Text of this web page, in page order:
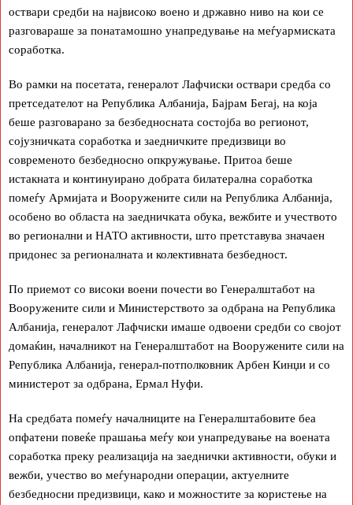
оствари средби на највисоко воено и државно ниво на кои се
разговараше за понатамошно унапредување на меѓуармиската
соработка.
Во рамки на посетата, генералот Лафчиски оствари средба со
претседателот на Република Албанија, Бајрам Бегај, на која
беше разговарано за безбедносната состојба во регионот,
сојузничката соработка и заедничките предизвици во
современото безбедносно опкружување. Притоа беше
истакната и континуирано добрата билатерална соработка
помеѓу Армијата и Вооружените сили на Република Албанија,
особено во областа на заедничката обука, вежбите и учеството
во регионални и НАТО активности, што претставува значаен
придонес за регионалната и колективната безбедност.
По приемот со високи воени почести во Генералштабот на
Вооружените сили и Министерството за одбрана на Република
Албанија, генералот Лафчиски имаше одвоени средби со својот
домаќин, началникот на Генералштабот на Вооружените сили на
Република Албанија, генерал-потполковник Арбен Кинџи и со
министерот за одбрана, Ермал Нуфи.
На средбата помеѓу началниците на Генералштабовите беа
опфатени повеќе прашања меѓу кои унапредување на воената
соработка преку реализација на заеднички активности, обуки и
вежби, учество во меѓународни операции, актуелните
безбедносни предизвици, како и можностите за користење на